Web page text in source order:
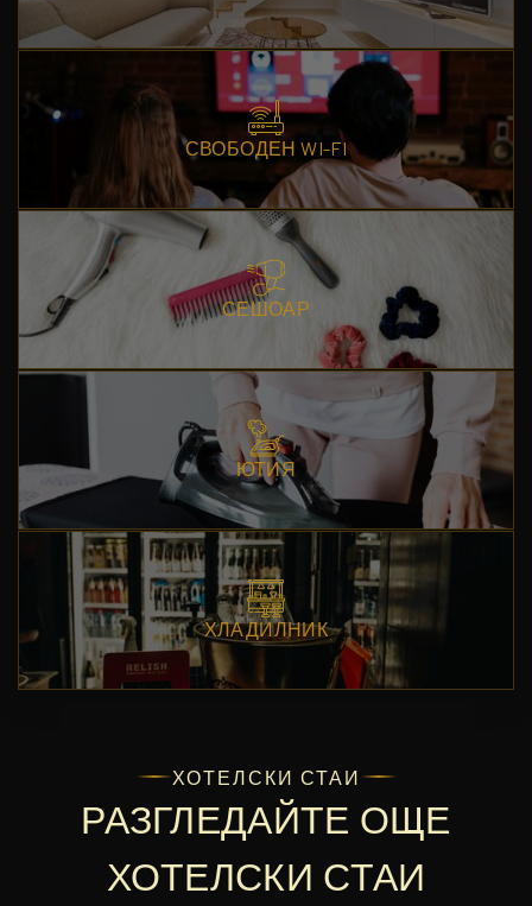
СВОБОДЕН WI-FI
СЕШОАР
ЮТИЯ
ХЛАДИЛНИК
ХОТЕЛСКИ СТАИ
РАЗГЛЕДАЙТЕ ОЩЕ
ХОТЕЛСКИ СТАИ